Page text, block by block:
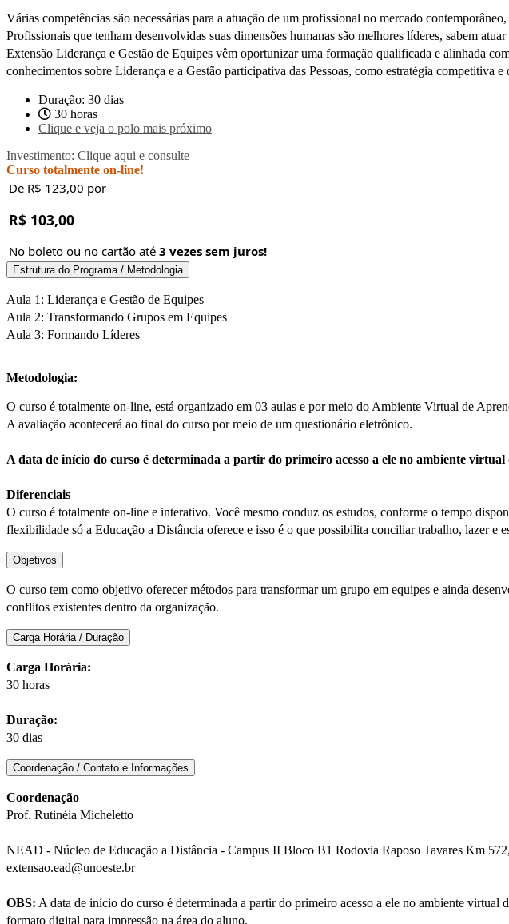
Várias competências são necessárias para a atuação de um profissional no mercado
Profissionais que tenham desenvolvidas suas dimensões humanas são melhores líderes, sabem
Extensão Liderança e Gestão de Equipes vêm oportunizar uma formação qualificada e alinhada
conhecimentos sobre Liderança e a Gestão participativa das Pessoas, como estratégia competitiva
Duração: 30 dias
30 horas
Clique e veja o polo mais próximo
Investimento: Clique aqui e consulte
Curso totalmente on-line!
De R$ 123,00 por
R$ 103,00
No boleto ou no cartão até 3 vezes sem juros!
Estrutura do Programa / Metodologia
Aula 1: Liderança e Gestão de Equipes
Aula 2: Transformando Grupos em Equipes
Aula 3: Formando Líderes
Metodologia:
O curso é totalmente on-line, está organizado em 03 aulas e por meio do Ambiente Virtual de
A avaliação acontecerá ao final do curso por meio de um questionário eletrônico.
A data de início do curso é determinada a partir do primeiro acesso a ele no ambiente
Diferenciais
O curso é totalmente on-line e interativo. Você mesmo conduz os estudos, conforme o tempo
flexibilidade só a Educação a Distância oferece e isso é o que possibilita conciliar trabalho, lazer e
Objetivos
O curso tem como objetivo oferecer métodos para transformar um grupo em equipes e ainda
conflitos existentes dentro da organização.
Carga Horária / Duração
Carga Horária:
30 horas
Duração:
30 dias
Coordenação / Contato e Informações
Coordenação
Prof. Rutinéia Micheletto
NEAD - Núcleo de Educação a Distância - Campus II Bloco B1 Rodovia Raposo Tavares Km
extensao.ead@unoeste.br
OBS: A data de início do curso é determinada a partir do primeiro acesso a ele no ambiente
formato digital para impressão na área do aluno.